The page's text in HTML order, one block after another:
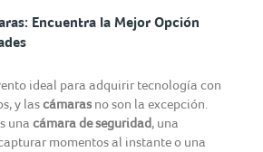
Encuentra la Mejor Opción
ideal para adquirir tecnología con
y lascámarasno son la excepción.
una cámara de seguridad, una
momentos al instante o una